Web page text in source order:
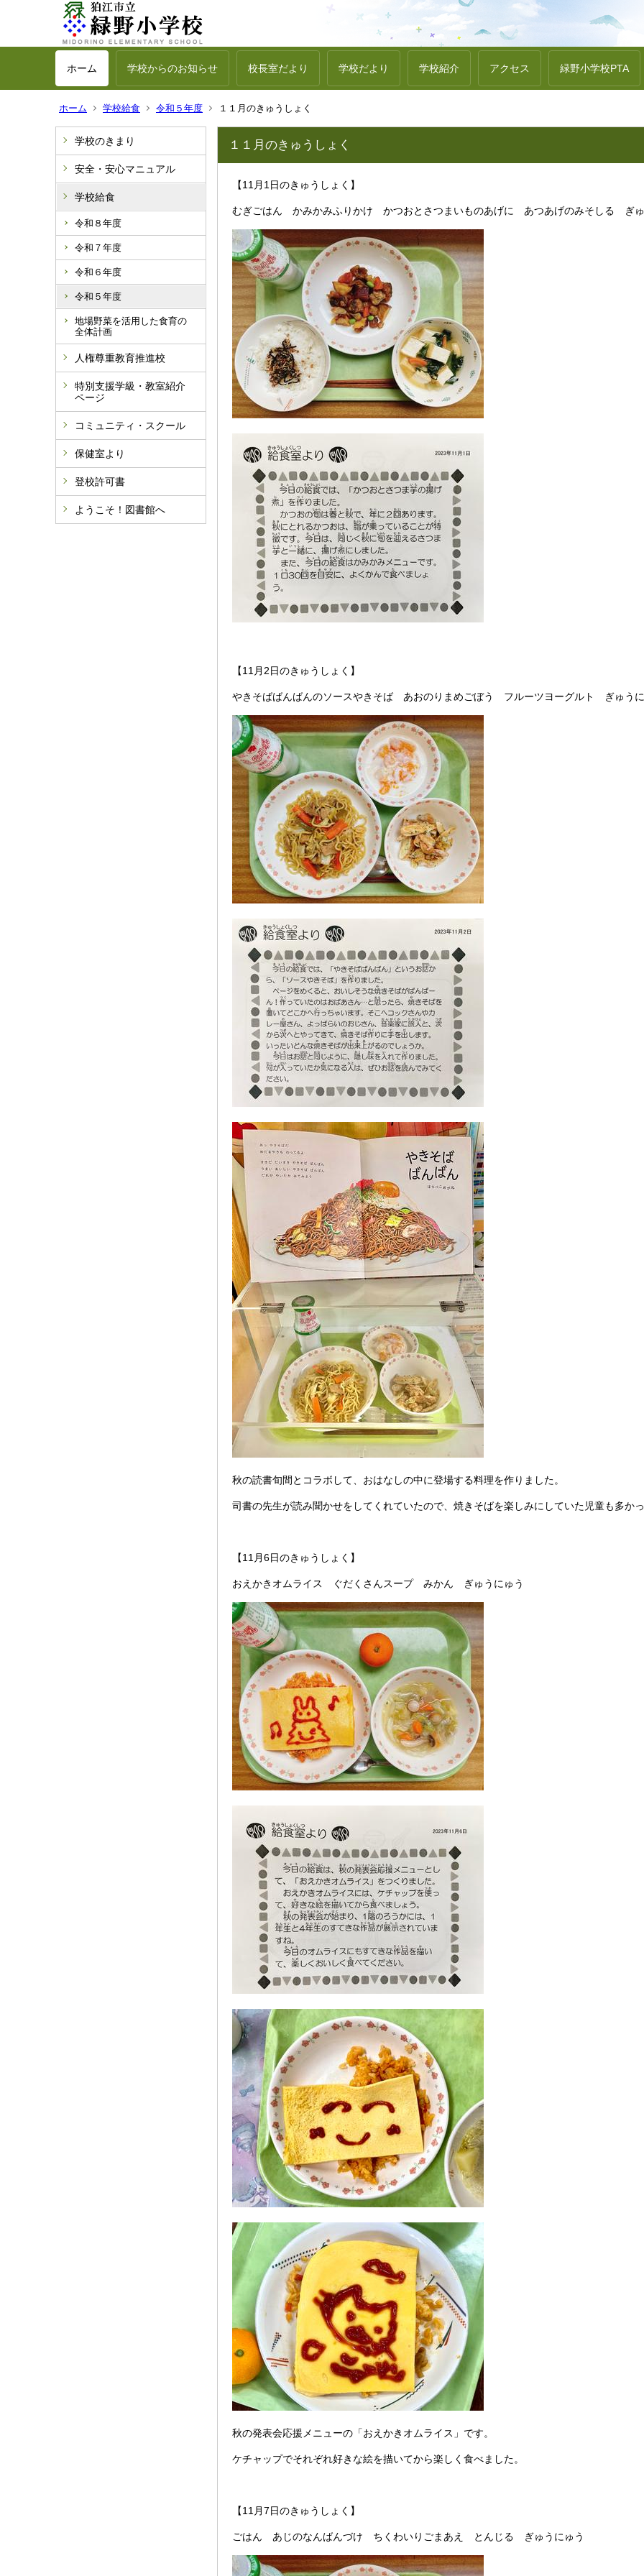
ホーム 学校からのお知らせ 校長室だより 学校だより 学校紹介 アクセス 緑野小学校PTA
ホーム 学校給食 令和５年度 １１月のきゅうしょく
学校のきまり
安全・安心マニュアル
学校給食
令和８年度
令和７年度
令和６年度
令和５年度
地場野菜を活用した食育の
全体計画
人権尊重教育推進校
特別支援学級・教室紹介
ページ
コミュニティ・スクール
保健室より
登校許可書
ようこそ！図書館へ
１１月のきゅうしょく
【11月1日のきゅうしょく】
むぎごはん かみかみふりかけ かつおとさつまいものあげに あつあげのみそしる ぎ
【11月2日のきゅうしょく】
やきそばばんばんのソースやきそば あおのりまめごぼう フルーツヨーグルト ぎゅう
秋の読書旬間とコラボして、おはなしの中に登場する料理を作りました。
司書の先生が読み聞かせをしてくれていたので、焼きそばを楽しみにしていた児童も多か
【11月6日のきゅうしょく】
おえかきオムライス ぐだくさんスープ みかん ぎゅうにゅう
秋の発表会応援メニューの「おえかきオムライス」です。
ケチャップでそれぞれ好きな絵を描いてから楽しく食べました。
【11月7日のきゅうしょく】
ごはん あじのなんばんづけ ちくわいりごまあえ とんじる ぎゅうにゅう